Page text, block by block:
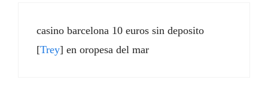
casino barcelona 10 euros sin deposito
[Trey] en oropesa del mar